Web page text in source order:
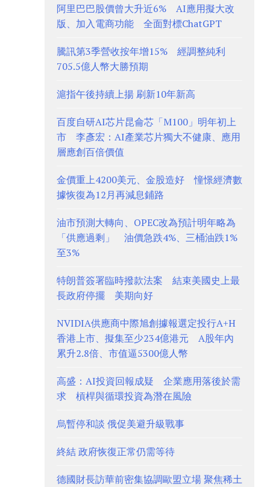
阿里巴巴股價曾大升近6% AI應用擬大改
版、加入電商功能 全面對標ChatGPT
騰訊第3季營收按年增15% 經調整純利
705.5億人幣大勝預期
滬指午後持續上揚 刷新10年新高
百度自研AI芯片昆侖芯「M100」明年初上
市 李彥宏：AI產業芯片獨大不健康、應用
層應創百倍價值
金價重上4200美元、金股造好 憧憬經濟數
據恢復為12月再減息鋪路
油市預測大轉向、OPEC改為預計明年略為
「供應過剩」 油價急跌4%、三桶油跌1%
至3%
特朗普簽署臨時撥款法案 結束美國史上最
長政府停擺 美期向好
NVIDIA供應商中際旭創據報選定投行A+H
香港上市、擬集至少234億港元 A股年內
累升2.8倍、市值逼5300億人幣
高盛：AI投資回報成疑 企業應用落後於需
求 槓桿與循環投資為潛在風險
烏暫停和談 俄促美避升級戰事
終結 政府恢復正常仍需等待
德國財長訪華前密集協調歐盟立場 聚焦稀土